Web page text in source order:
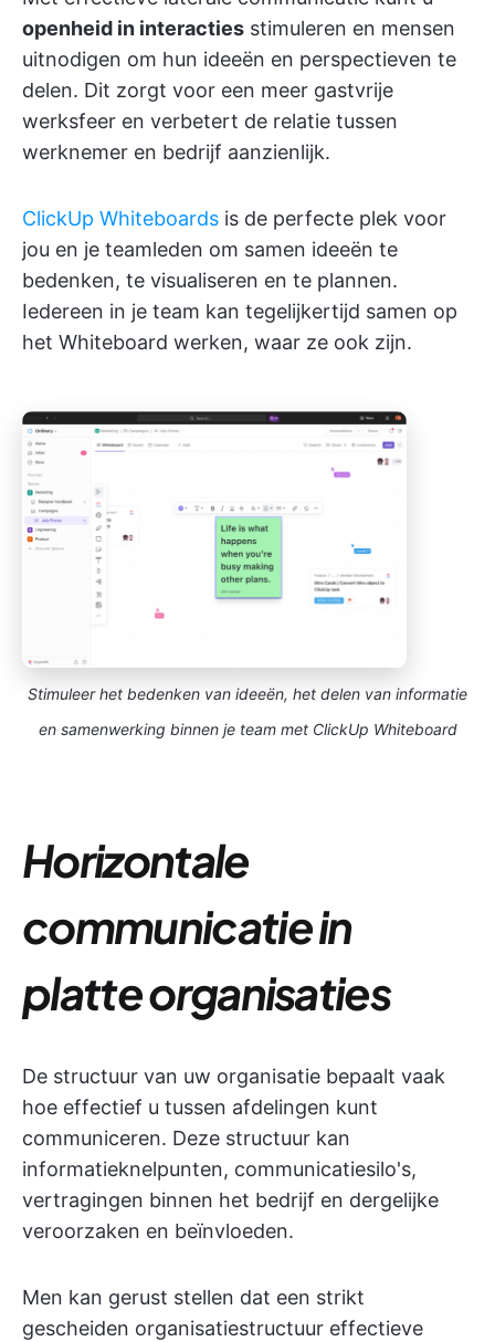
openheid in interacties stimuleren en mensen
uitnodigen om hun ideeën en perspectieven te
delen. Dit zorgt voor een meer gastvrije
werksfeer en verbetert de relatie tussen
werknemer en bedrijf aanzienlijk.
ClickUp Whiteboards is de perfecte plek voor
jou en je teamleden om samen ideeën te
bedenken, te visualiseren en te plannen.
Iedereen in je team kan tegelijkertijd samen op
het Whiteboard werken, waar ze ook zijn.
Stimuleer het bedenken van ideeën, het delen van informatie
en samenwerking binnen je team met ClickUp Whiteboard
Horizontale
communicatie in
platte organisaties
De structuur van uw organisatie bepaalt vaak
hoe effectief u tussen afdelingen kunt
communiceren. Deze structuur kan
informatieknelpunten, communicatiesilo's,
vertragingen binnen het bedrijf en dergelijke
veroorzaken en beïnvloeden.
Men kan gerust stellen dat een strikt
gescheiden organisatiestructuur effectieve